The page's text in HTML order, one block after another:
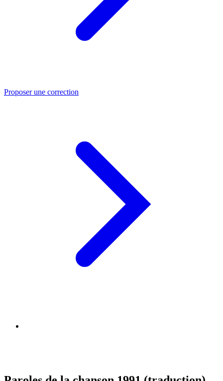
Proposer une correction